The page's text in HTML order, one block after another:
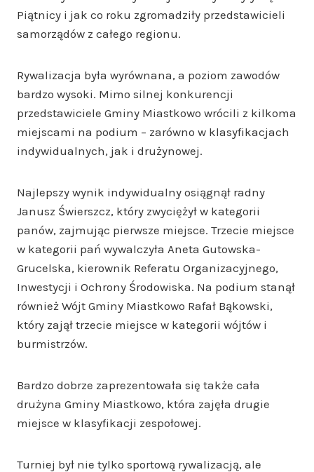
Piątnicy i jak co roku zgromadziły przedstawicieli
samorządów z całego regionu.
Rywalizacja była wyrównana, a poziom zawodów
bardzo wysoki. Mimo silnej konkurencji
przedstawiciele Gminy Miastkowo wrócili z kilkoma
miejscami na podium – zarówno w klasyfikacjach
indywidualnych, jak i drużynowej.
Najlepszy wynik indywidualny osiągnął radny
Janusz Świerszcz, który zwyciężył w kategorii
panów, zajmując pierwsze miejsce. Trzecie miejsce
w kategorii pań wywalczyła Aneta Gutowska-
Grucelska, kierownik Referatu Organizacyjnego,
Inwestycji i Ochrony Środowiska. Na podium stanął
również Wójt Gminy Miastkowo Rafał Bąkowski,
który zajął trzecie miejsce w kategorii wójtów i
burmistrzów.
Bardzo dobrze zaprezentowała się także cała
drużyna Gminy Miastkowo, która zajęła drugie
miejsce w klasyfikacji zespołowej.
Turniej był nie tylko sportową rywalizacją, ale